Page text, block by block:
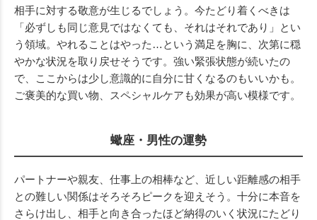
相手に対する敬意が生じるでしょう。今たどり着くべきは
「必ずしも同じ意見ではなくても、それはそれであり」とい
う領域。やれることはやった…という満足を胸に、次第に穏
やかな状況を取り戻せそうです。強い緊張状態が続いたの
で、ここからは少し意識的に自分に甘くなるのもいいかも。
ご褒美的な買い物、スペシャルケアも効果が高い模様です。
蠍座・男性の運勢
パートナーや親友、仕事上の相棒など、近しい距離感の相手
との難しい関係はそろそろピークを迎えそう。十分に本音を
さらけ出し、相手と向き合ったほど納得のいく状況にたどり